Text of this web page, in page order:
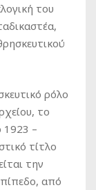
του
ρόλο
το
1923 –
τίτλο
την
από